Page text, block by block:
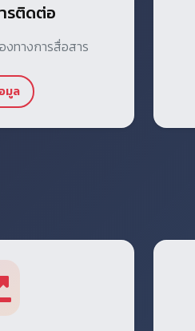
รติดต่อ
งทางการสื่อสาร
มูล